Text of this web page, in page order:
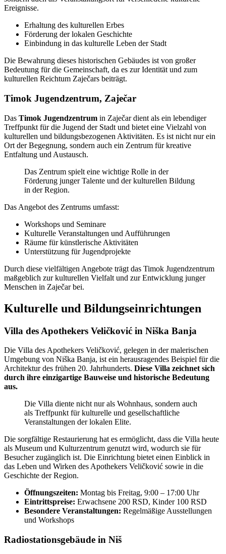
Ereignisse.
Erhaltung des kulturellen Erbes
Förderung der lokalen Geschichte
Einbindung in das kulturelle Leben der Stadt
Die Bewahrung dieses historischen Gebäudes ist von großer
Bedeutung für die Gemeinschaft, da es zur Identität und zum
kulturellen Reichtum Zaječars beiträgt.
Timok Jugendzentrum, Zaječar
Das Timok Jugendzentrum in Zaječar dient als ein lebendiger
Treffpunkt für die Jugend der Stadt und bietet eine Vielzahl von
kulturellen und bildungsbezogenen Aktivitäten. Es ist nicht nur ein
Ort der Begegnung, sondern auch ein Zentrum für kreative
Entfaltung und Austausch.
Das Zentrum spielt eine wichtige Rolle in der
Förderung junger Talente und der kulturellen Bildung
in der Region.
Das Angebot des Zentrums umfasst:
Workshops und Seminare
Kulturelle Veranstaltungen und Aufführungen
Räume für künstlerische Aktivitäten
Unterstützung für Jugendprojekte
Durch diese vielfältigen Angebote trägt das Timok Jugendzentrum
maßgeblich zur kulturellen Vielfalt und zur Entwicklung junger
Menschen in Zaječar bei.
Kulturelle und Bildungseinrichtungen
Villa des Apothekers Veličković in Niška Banja
Die Villa des Apothekers Veličković, gelegen in der malerischen
Umgebung von Niška Banja, ist ein herausragendes Beispiel für die
Architektur des frühen 20. Jahrhunderts. Diese Villa zeichnet sich
durch ihre einzigartige Bauweise und historische Bedeutung
aus.
Die Villa diente nicht nur als Wohnhaus, sondern auch
als Treffpunkt für kulturelle und gesellschaftliche
Veranstaltungen der lokalen Elite.
Die sorgfältige Restaurierung hat es ermöglicht, dass die Villa heute
als Museum und Kulturzentrum genutzt wird, wodurch sie für
Besucher zugänglich ist. Die Einrichtung bietet einen Einblick in
das Leben und Wirken des Apothekers Veličković sowie in die
Geschichte der Region.
Öffnungszeiten: Montag bis Freitag, 9:00 – 17:00 Uhr
Eintrittspreise: Erwachsene 200 RSD, Kinder 100 RSD
Besondere Veranstaltungen: Regelmäßige Ausstellungen
und Workshops
Radiostationsgebäude in Niš